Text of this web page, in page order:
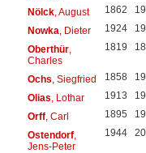
Nölck, August 1862
Nowka , Dieter 1924
Oberthür,
Charles
1819
Ochs , Siegfried 1858
Olias , Lothar 1913
Orff, Carl 1895
Ostendorf,
Jens-Peter
1944